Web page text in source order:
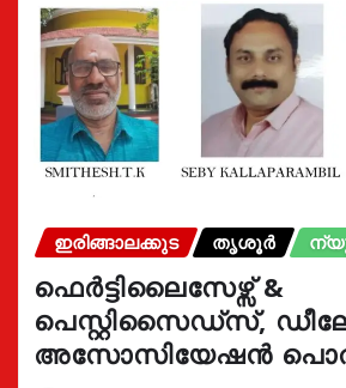
ഇരിങ്ങാലക്കുട തൃശൂർ
ഫെർട്ടിലൈസേഴ്സ് &
പെസ്റ്റിസൈഡ്സ്,
അസോസിയേഷൻ